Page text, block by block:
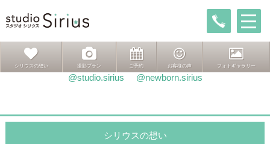
シリウスの想い 撮影プラン ご予約 お客様の声 フォトギャラリー
稿
ー
の
稿:
次ページへ 次
推し活
インスタグラムはこちら
@studio.sirius
@newborn.sirius
シリウスの想い